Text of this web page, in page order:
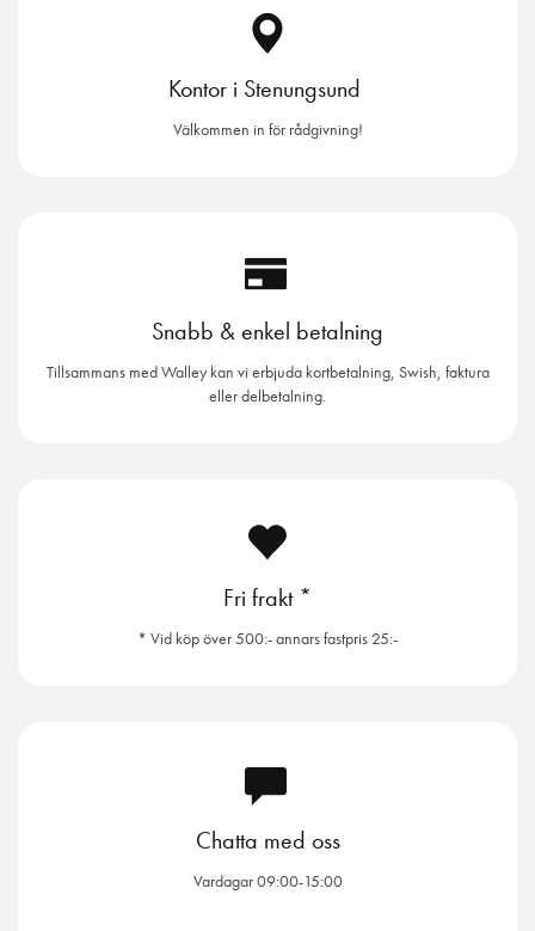
Kontor i Stenungsund
Välkommen in för rådgivning!
Snabb & enkel betalning
Tillsammans med Walley kan vi erbjuda kortbetalning, Swish, faktura
eller delbetalning.
Fri frakt *
* Vid köp över 500:- annars fastpris 25:-
Chatta med oss
Vardagar 09:00-15:00